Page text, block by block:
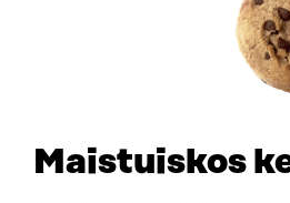
Maistuiskos
voitu varautua
aikajänteellä yleistyviin sosio-
kuten ilmastonmuutokseen tai
monimuotoisuuden
merkitys ja arvostus voivat
tulevaisuusajattelulle ja